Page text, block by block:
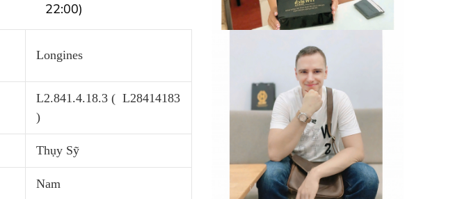
22:00)
Longines
L2.841.4.18.3 ( L28414183
)
Thụy Sỹ
Nam